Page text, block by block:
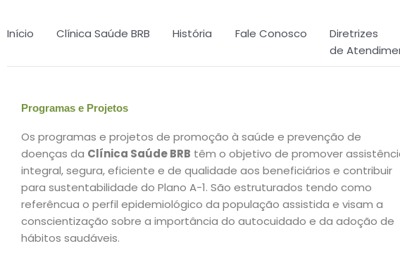
Início Clínica Saúde BRB História Fale Conosco
Diretrizes
de
Programas e Projetos
Os programas e projetos de promoção à saúde e prevenção de
doenças da Clínica Saúde BRB têm o objetivo de promover
integral, segura, eficiente e de qualidade aos beneficiários e contribuir
para sustentabilidade do Plano A-1. São estruturados tendo como
referêncua o perfil epidemiológico da população assistida e visam a
conscientização sobre a importância do autocuidado e da adoção de
hábitos saudáveis.